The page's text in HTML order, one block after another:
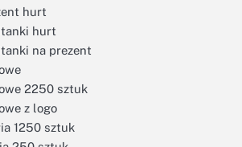
hurt
hurt
na prezent
2250 sztuk
z logo
1250 sztuk